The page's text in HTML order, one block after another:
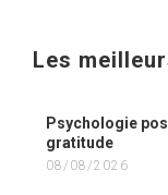
Les
Psychologie
gratitude
08/08/2026